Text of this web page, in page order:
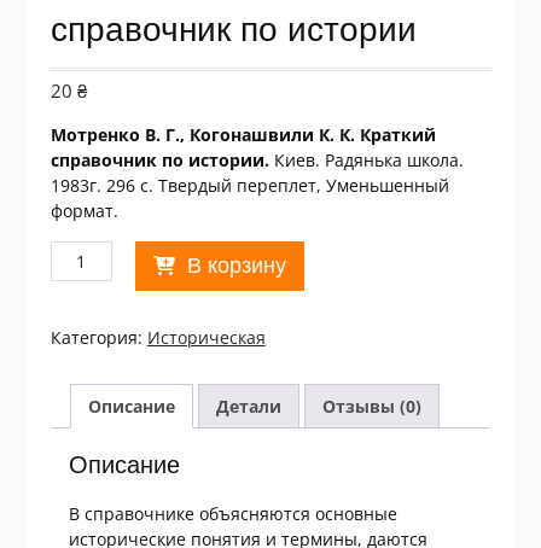
справочник по истории
20 ₴
Мотренко В. Г., Когонашвили К. К. Краткий
справочник по истории. Киев. Радянька школа.
1983г. 296 с. Твердый переплет, Уменьшенный
формат.
Количество
товара
Мотренко,
Когонашвили.
Краткий
справочник
В корзину
Категория: Историческая
Описание Детали Отзывы (0)
Описание
В справочнике объясняются основные
исторические понятия и термины, даются